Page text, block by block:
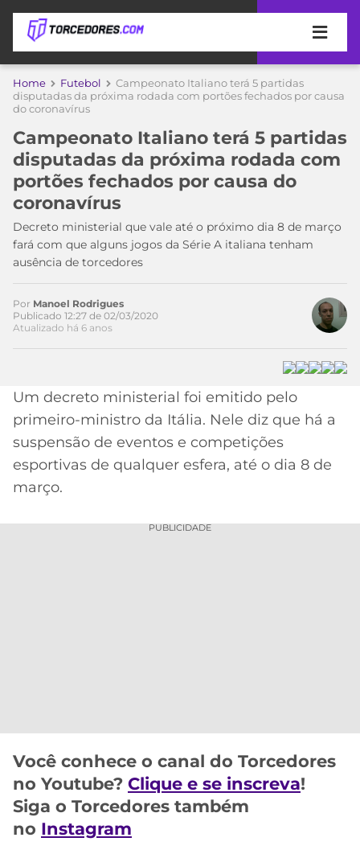
APOSTAS
DICAS
APOSTA
MELHORES
SITES
DE
APOSTAS
2026
CÓDIGO
PROMOCIONAL
DE
INDICAÇÃO
BET365
CÓDIGO
2026
ÚLTIMAS
COPA
DO
MUNDO
TIMES
MEU
TIME
SÃO
PAULO
SANTOS
GRÊMIO
ATLÉTICO
MG
CAMPEONATOS
BRASILEIRÃO
LIBERTADORES
COPA
DO
BRASIL
PREMIER
MÍDIA
DA
BOLA
PALPITES
Home Futebol
Campeonato Italiano terá 5 partidas
disputadas da próxima rodada com portões fechados por causa
do coronavírus
Campeonato Italiano terá 5 partidas
disputadas da próxima rodada com
portões fechados por causa do
coronavírus
Decreto ministerial que vale até o próximo dia 8 de março
fará com que alguns jogos da Série A italiana tenham
ausência de torcedores
Por Manoel Rodrigues
Publicado 12:27 de 02/03/2020
Atualizado há 6 anos
Um decreto ministerial foi emitido pelo
primeiro-ministro da Itália. Nele diz que há a
suspensão de eventos e competições
esportivas de qualquer esfera, até o dia 8 de
março.
PUBLICIDADE
Você conhece o canal do Torcedores
no Youtube? Clique e se inscreva!
Siga o Torcedores também
no Instagram